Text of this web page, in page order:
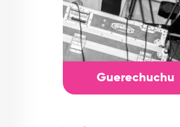
Guerechuchu